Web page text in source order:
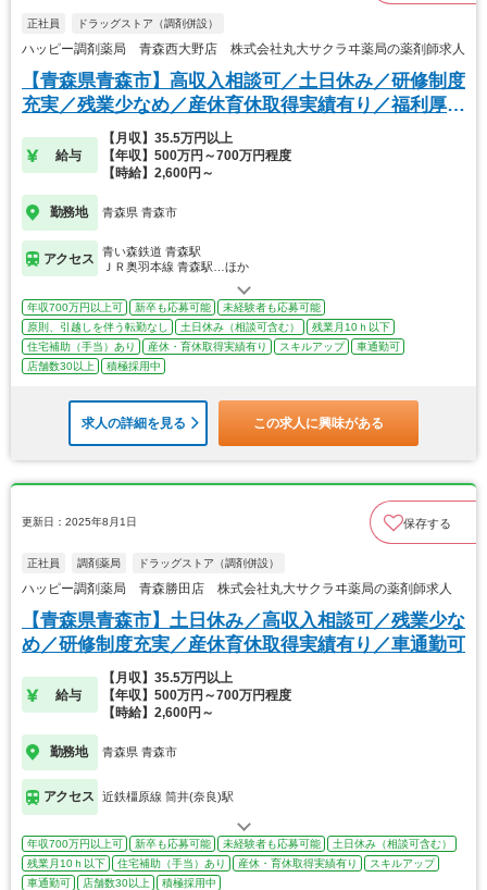
正社員 ドラッグストア（調剤併設）
ハッピー調剤薬局 青森西大野店 株式会社丸大サクラヰ薬局の薬剤師求人
【青森県青森市】高収入相談可／土日休み／研修制度
充実／残業少なめ／産休育休取得実績有り／福利厚生
給与
【月収】35.5万円以上
【年収】500万円～700万円程度
【時給】2,600円～
勤務地 青森県 青森市
アクセス
青い森鉄道 青森駅
ＪＲ奥羽本線 青森駅…ほか
年収700万円以上可 新卒も応募可能
未経験者も応募可能
原則、引越しを伴う転勤なし
土日休み（相談可含む）
残業月10ｈ以下
住宅補助（手当）あり
産休・育休取得実績有り スキルアップ
車通勤可
店舗数30以上
積極採用中
求人の詳細を見る この求人に興味がある
更新日：2025年8月1日 保存する
正社員 調剤薬局 ドラッグストア（調剤併設）
ハッピー調剤薬局 青森勝田店 株式会社丸大サクラヰ薬局の薬剤師求人
【青森県青森市】土日休み／高収入相談可／残業少な
め／研修制度充実／産休育休取得実績有り／車通勤可
給与
【月収】35.5万円以上
【年収】500万円～700万円程度
【時給】2,600円～
勤務地 青森県 青森市
アクセス 近鉄橿原線 筒井(奈良)駅
年収700万円以上可 新卒も応募可能 未経験者も応募可能
土日休み（相談可含む）
残業月10ｈ以下
住宅補助（手当）あり 産休・育休取得実績有り
スキルアップ
車通勤可
店舗数30以上 積極採用中